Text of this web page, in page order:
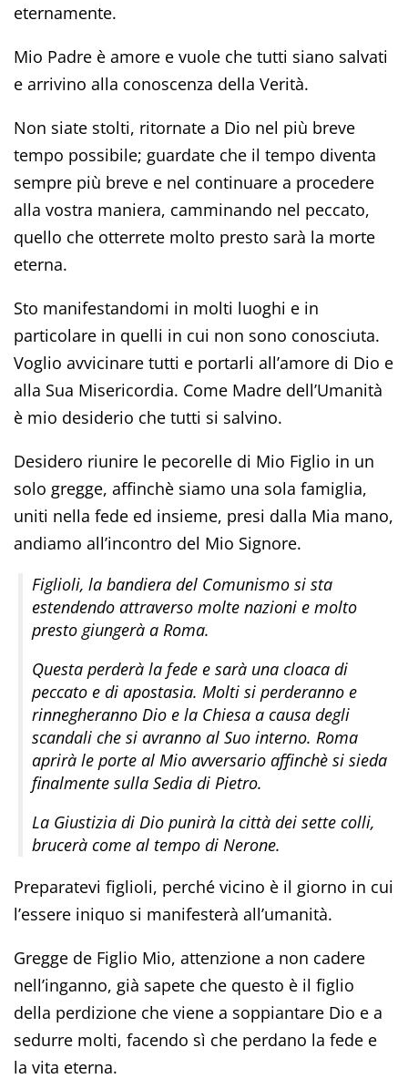
eternamente.
Mio Padre è amore e vuole che tutti siano salvati
e arrivino alla conoscenza della Verità.
Non siate stolti, ritornate a Dio nel più breve
tempo possibile; guardate che il tempo diventa
sempre più breve e nel continuare a procedere
alla vostra maniera, camminando nel peccato,
quello che otterrete molto presto sarà la morte
eterna.
Sto manifestandomi in molti luoghi e in
particolare in quelli in cui non sono conosciuta.
Voglio avvicinare tutti e portarli all’amore di Dio e
alla Sua Misericordia. Come Madre dell’Umanità
è mio desiderio che tutti si salvino.
Desidero riunire le pecorelle di Mio Figlio in un
solo gregge, affinchè siamo una sola famiglia,
uniti nella fede ed insieme, presi dalla Mia mano,
andiamo all’incontro del Mio Signore.
Figlioli, la bandiera del Comunismo si sta
estendendo attraverso molte nazioni e molto
presto giungerà a Roma.
Questa perderà la fede e sarà una cloaca di
peccato e di apostasia. Molti si perderanno e
rinnegheranno Dio e la Chiesa a causa degli
scandali che si avranno al Suo interno. Roma
aprirà le porte al Mio avversario affinchè si sieda
finalmente sulla Sedia di Pietro.
La Giustizia di Dio punirà la città dei sette colli,
brucerà come al tempo di Nerone.
Preparatevi figlioli, perché vicino è il giorno in cui
l’essere iniquo si manifesterà all’umanità.
Gregge de Figlio Mio, attenzione a non cadere
nell’inganno, già sapete che questo è il figlio
della perdizione che viene a soppiantare Dio e a
sedurre molti, facendo sì che perdano la fede e
la vita eterna.